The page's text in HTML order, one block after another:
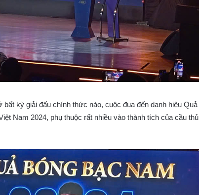
kỳ giải đấu chính thức nào, cuộc đua đến danh hiệu Quả
Nam 2024, phụ thuộc rất nhiều vào thành tích của cầu thủ